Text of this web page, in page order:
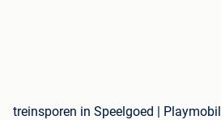
treinsporen in Speelgoed | Playmobil